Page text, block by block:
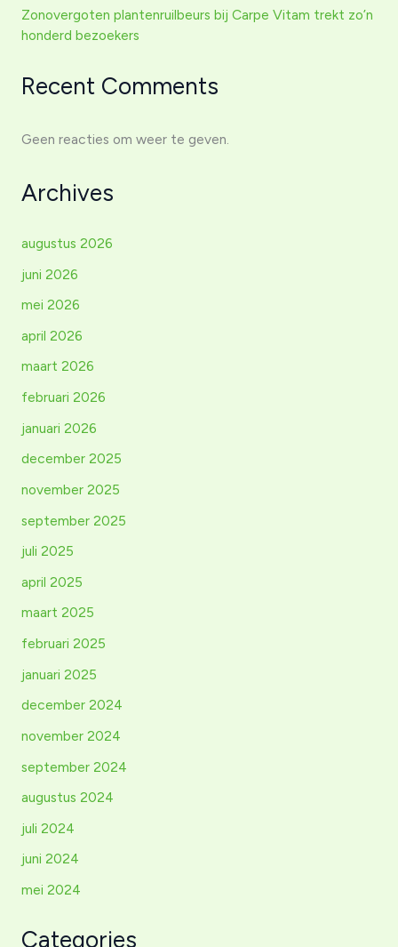
Zonovergoten plantenruilbeurs bij Carpe Vitam trekt zo’n
honderd bezoekers
Recent Comments
Geen reacties om weer te geven.
Archives
augustus 2026
juni 2026
mei 2026
april 2026
maart 2026
februari 2026
januari 2026
december 2025
november 2025
september 2025
juli 2025
april 2025
maart 2025
februari 2025
januari 2025
december 2024
november 2024
september 2024
augustus 2024
juli 2024
juni 2024
mei 2024
Categories